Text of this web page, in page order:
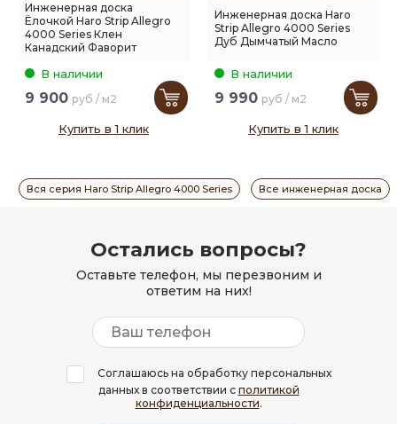
Инженерная доска
Ёлочкой Haro Strip Allegro
4000 Series Клен
Канадский Фаворит
В наличии
9 900 руб / м2
Купить в 1 клик
Инженерная доска Haro
Strip Allegro 4000 Series
Дуб Дымчатый Масло
В наличии
9 990 руб / м2
Купить в 1 клик
Вся серия Haro Strip Allegro 4000 Series Все инженерная доска
Остались вопросы?
Оставьте телефон, мы перезвоним и
ответим на них!
Соглашаюсь на обработку персональных
данных в соответствии с политикой
конфиденциальности.